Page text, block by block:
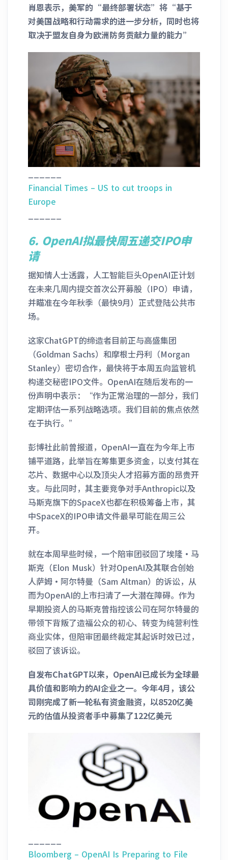
肖恩表示，美军的“最终部署状态”将“基于
对美国战略和行动需求的进一步分析，同时也将
取决于盟友自身为欧洲防务贡献力量的能力”
Financial Times – US to cut troops in
Europe
6. OpenAI拟最快周五递交IPO申
请
据知情人士透露，人工智能巨头OpenAI正计划
在未来几周内提交首次公开募股（IPO）申请，
并瞄准在今年秋季（最快9月）正式登陆公共市
场。
这家ChatGPT的缔造者目前正与高盛集团
（Goldman Sachs）和摩根士丹利（Morgan
Stanley）密切合作，最快将于本周五向监管机
构递交秘密IPO文件。OpenAI在随后发布的一
份声明中表示：“作为正常治理的一部分，我们
定期评估一系列战略选项。我们目前的焦点依然
在于执行。”
彭博社此前曾报道，OpenAI一直在为今年上市
铺平道路，此举旨在筹集更多资金，以支付其在
芯片、数据中心以及顶尖人才招募方面的昂贵开
支。与此同时，其主要竞争对手Anthropic以及
马斯克旗下的SpaceX也都在积极筹备上市，其
中SpaceX的IPO申请文件最早可能在周三公
开。
就在本周早些时候，一个陪审团驳回了埃隆·马
斯克（Elon Musk）针对OpenAI及其联合创始
人萨姆·阿尔特曼（Sam Altman）的诉讼，从
而为OpenAI的上市扫清了一大潜在障碍。作为
早期投资人的马斯克曾指控该公司在阿尔特曼的
带领下背叛了造福公众的初心、转变为纯营利性
商业实体，但陪审团最终裁定其起诉时效已过，
驳回了该诉讼。
自发布ChatGPT以来，OpenAI已成长为全球最
具价值和影响力的AI企业之一。今年4月，该公
司刚完成了新一轮私有资金融资，以8520亿美
元的估值从投资者手中募集了122亿美元
Bloomberg – OpenAI Is Preparing to File